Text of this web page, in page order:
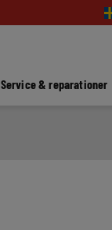
Service & reparationer